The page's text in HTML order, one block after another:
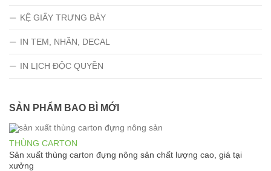
KỆ GIẤY TRƯNG BÀY
IN TEM, NHÃN, DECAL
IN LỊCH ĐỘC QUYỀN
SẢN PHẨM BAO BÌ MỚI
THÙNG CARTON
Sản xuất thùng carton đựng nông sản chất lượng cao, giá tại
xưởng